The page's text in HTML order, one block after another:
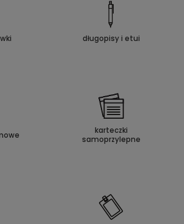
długopisy i etui
karteczki
samoprzylepne